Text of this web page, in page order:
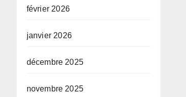
février 2026
janvier 2026
décembre 2025
novembre 2025